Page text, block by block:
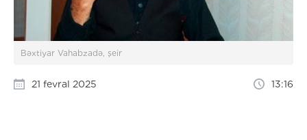
Bəxtiyar Vahabzadə, şeir
21 fevral 2025 13:16